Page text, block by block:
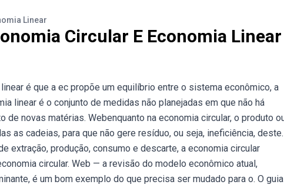
Linear
Circular E Economia Linear
é que a ec propõe um equilíbrio entre o sistema econômico, a
linear é o conjunto de medidas não planejadas em que não há
novas matérias. Webenquanto na economia circular, o produto
as cadeias, para que não gere resíduo, ou seja, ineficiência, deste.
extração, produção, consumo e descarte, a economia circular
circular. Web — a revisão do modelo econômico atual,
é um bom exemplo do que precisa ser mudado para o. O guia